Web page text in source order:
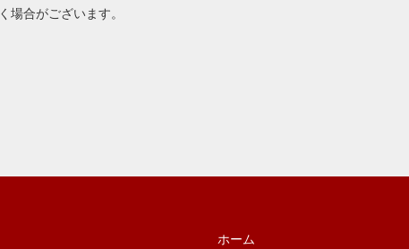
く場合がございます。
ホーム